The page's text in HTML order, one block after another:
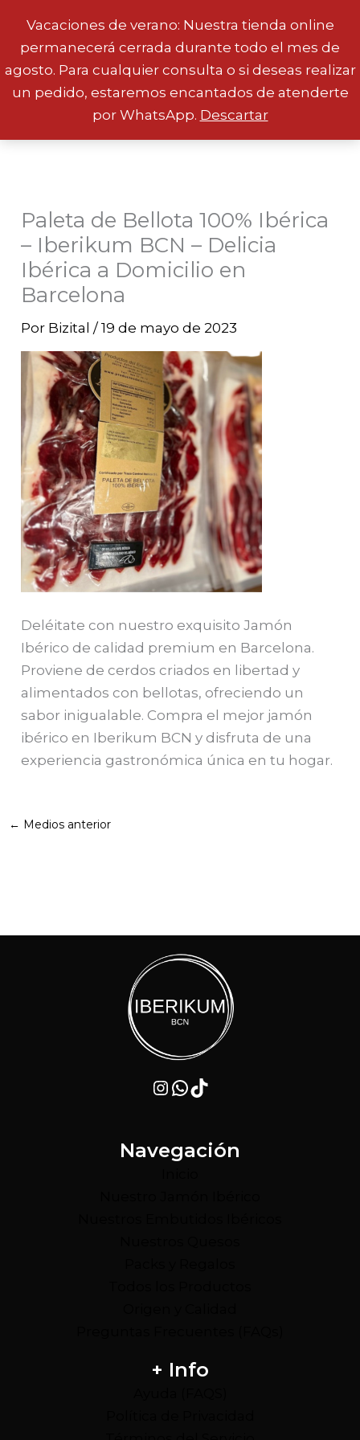
Vacaciones de verano: Nuestra tienda online
permanecerá cerrada durante todo el mes de
agosto. Para cualquier consulta o si deseas realizar
un pedido, estaremos encantados de atenderte
por WhatsApp. Descartar
al
contenido
Paleta de Bellota 100% Ibérica
– Iberikum BCN – Delicia
Ibérica a Domicilio en
Barcelona
Por Bizital/19 de mayo de 2023
Deléitate con nuestro exquisito Jamón
Ibérico de calidad premium en Barcelona.
Proviene de cerdos criados en libertad y
alimentados con bellotas, ofreciendo un
sabor inigualable. Compra el mejor jamón
ibérico en Iberikum BCN y disfruta de una
experiencia gastronómica única en tu hogar.
← Medios anterior
InstagramWhatsApp TikTok
Navegación
+ Info